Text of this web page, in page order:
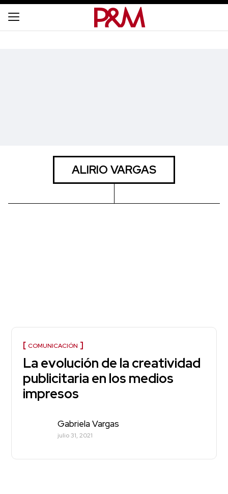
ALIRIO VARGAS
COMUNICACIÓN
La evolución de la creatividad
publicitaria en los medios
impresos
Gabriela Vargas
julio 31, 2021